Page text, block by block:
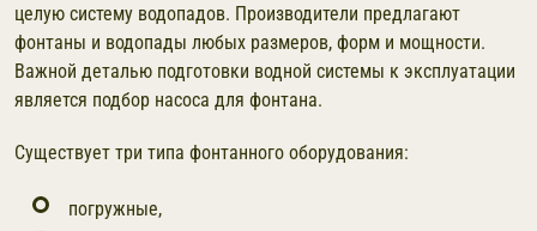
целую систему водопадов. Производители предлагают
фонтаны и водопады любых размеров, форм и мощности.
Важной деталью подготовки водной системы к эксплуатации
является подбор насоса для фонтана.
Существует три типа фонтанного оборудования:
погружные,